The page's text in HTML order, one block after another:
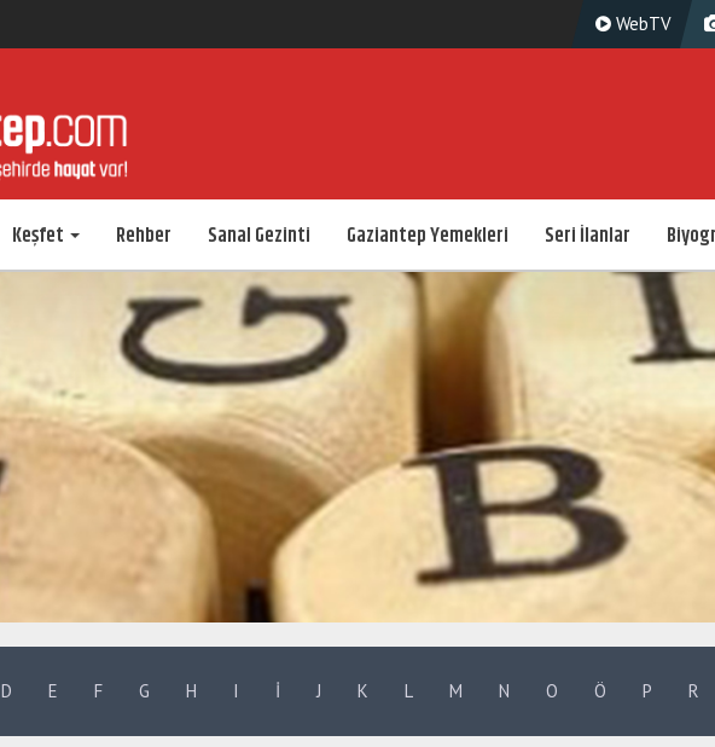
WebTV
Keşfet Rehber Sanal Gezinti Gaziantep Yemekleri Seri İlanlar
D E F G H I İ J K L M N O Ö P R